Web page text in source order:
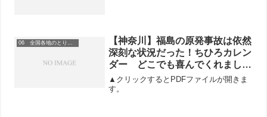
【神奈川】福島の原発事故は依然
深刻な状況だった！ちひろカレン
ダー どこでも喜んでくれまし
た。11/24 原子力潜水艦シャルロ
ット また、横須賀に入港
▲クリックするとPDFファイルが開きま
す。